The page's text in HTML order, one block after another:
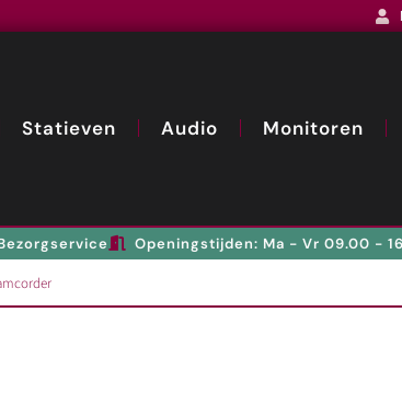
Statieven Audio Monitoren
Openingstijden: Ma - Vr 09.00 -